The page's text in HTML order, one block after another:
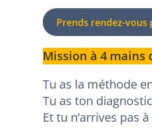
Prends rendez-
Mission à 4
Tu as la méthode
Tu as ton
Et tu n’arrives pas